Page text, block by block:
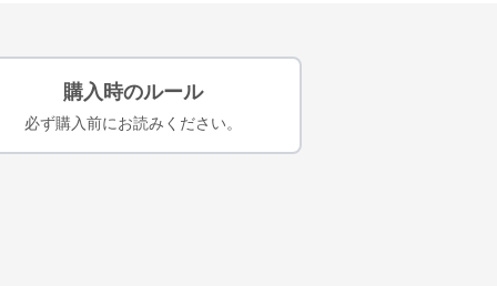
購入時のルール
必ず購入前にお読みください。